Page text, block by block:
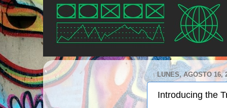
LUNES, AGOSTO 16,
Introducing the